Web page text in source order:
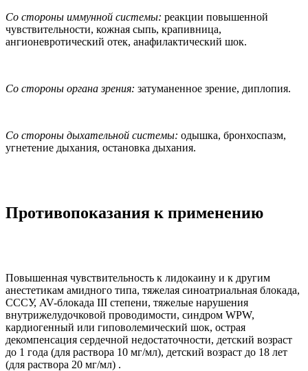
Со стороны иммунной системы: реакции повышенной
чувствительности, кожная сыпь, крапивница,
ангионевротический отек, анафилактический шок.
Со стороны органа зрения: затуманенное зрение, диплопия.
Со стороны дыхательной системы: одышка, бронхоспазм,
угнетение дыхания, остановка дыхания.
Противопоказания к применению
Повышенная чувствительность к лидокаину и к другим
анестетикам амидного типа, тяжелая синоатриальная блокада,
СССУ, AV-блокада III степени, тяжелые нарушения
внутрижелудочковой проводимости, синдром WPW,
кардиогенный или гиповолемический шок, острая
декомпенсация сердечной недостаточности, детский возраст
до 1 года (для раствора 10 мг/мл), детский возраст до 18 лет
(для раствора 20 мг/мл) .